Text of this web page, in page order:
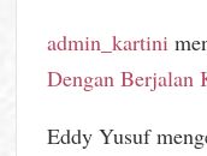
admin_kartini
Dengan Berjalan
Eddy Yusuf